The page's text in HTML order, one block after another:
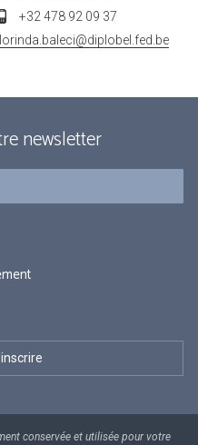
+32 478 92 09 37
newsletter
conservée et utilisée pour votre